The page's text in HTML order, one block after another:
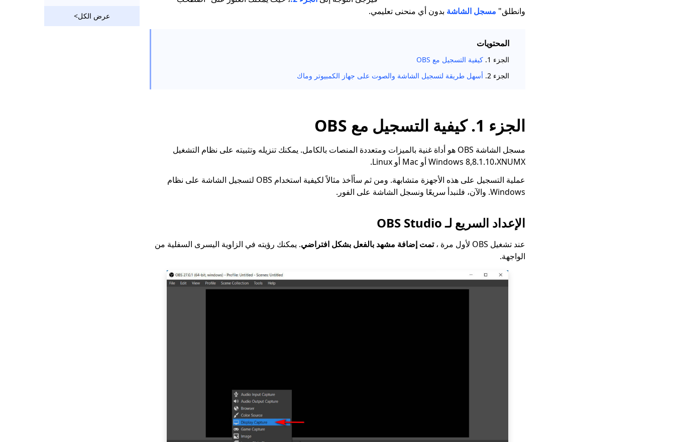
وانطلق" مسجل الشاشة بدون أي منحنى تعليمي.
المحتويات
الجزء 1.
كيفية التسجيل مع OBS
الجزء 2.
أسهل طريقة لتسجيل الشاشة والصوت على جهاز الكمبيوتر وماك
الجزء 1. كيفية التسجيل مع OBS
مسجل الشاشة OBS هو أداة غنية بالميزات ومتعددة المنصات بالكامل. يمكنك تنزيله وتثبيته على نظام التشغيل
Windows 8,8.1.10،XNUMX أو Mac أو Linux.
عملية التسجيل على هذه الأجهزة متشابهة. ومن ثم سأأخذ مثالاً لكيفية استخدام OBS لتسجيل الشاشة على نظام
Windows. والآن، فلنبدأ سريعًا ونسجل الشاشة على الفور.
الإعداد السريع لـ OBS Studio
عند تشغيل OBS لأول مرة ، تمت إضافة مشهد بالفعل بشكل افتراضي. يمكنك رؤيته في الزاوية اليسرى السفلية من
الواجهة.
عرض الكل>